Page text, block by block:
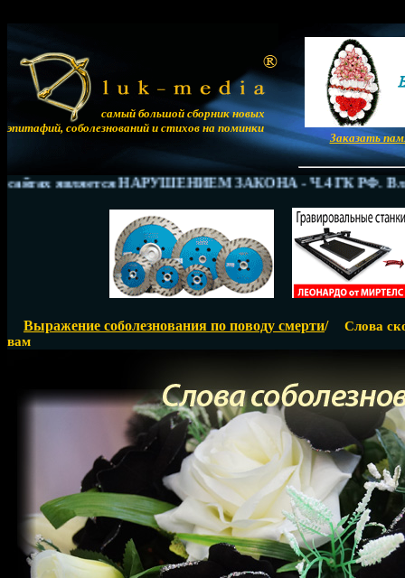
самый большой сборник новых
эпитафий, соболезнований и стихов на поминки
Заказать
является НАРУШЕНИЕМ ЗАКОНА - Ч.4 ГК РФ.
Выражение соболезнования по поводу смерти/
Слова
вам